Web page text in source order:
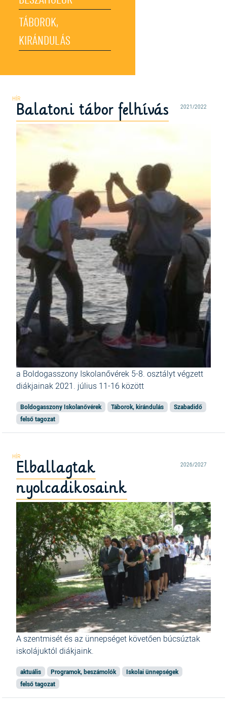
TÁBOROK,
KIRÁNDULÁS
2021/2022
Balatoni tábor felhívás
a Boldogasszony Iskolanővérek 5-8. osztályt végzett
diákjainak 2021. július 11-16 között
Boldogasszony Iskolanővérek Táborok, kirándulás
Szabadidő
felső tagozat
2026/2027
Elballagtak
nyolcadikosaink
A szentmisét és az ünnepséget követően búcsúztak
iskolájuktól diákjaink.
aktuális Programok, beszámolók
Iskolai ünnepségek
felső tagozat